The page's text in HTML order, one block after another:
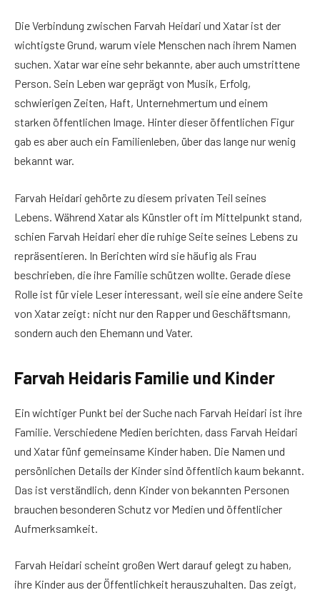
Die Verbindung zwischen Farvah Heidari und Xatar ist der
wichtigste Grund, warum viele Menschen nach ihrem Namen
suchen. Xatar war eine sehr bekannte, aber auch umstrittene
Person. Sein Leben war geprägt von Musik, Erfolg,
schwierigen Zeiten, Haft, Unternehmertum und einem
starken öffentlichen Image. Hinter dieser öffentlichen Figur
gab es aber auch ein Familienleben, über das lange nur wenig
bekannt war.
Farvah Heidari gehörte zu diesem privaten Teil seines
Lebens. Während Xatar als Künstler oft im Mittelpunkt stand,
schien Farvah Heidari eher die ruhige Seite seines Lebens zu
repräsentieren. In Berichten wird sie häufig als Frau
beschrieben, die ihre Familie schützen wollte. Gerade diese
Rolle ist für viele Leser interessant, weil sie eine andere Seite
von Xatar zeigt: nicht nur den Rapper und Geschäftsmann,
sondern auch den Ehemann und Vater.
Farvah Heidaris Familie und Kinder
Ein wichtiger Punkt bei der Suche nach Farvah Heidari ist ihre
Familie. Verschiedene Medien berichten, dass Farvah Heidari
und Xatar fünf gemeinsame Kinder haben. Die Namen und
persönlichen Details der Kinder sind öffentlich kaum bekannt.
Das ist verständlich, denn Kinder von bekannten Personen
brauchen besonderen Schutz vor Medien und öffentlicher
Aufmerksamkeit.
Farvah Heidari scheint großen Wert darauf gelegt zu haben,
ihre Kinder aus der Öffentlichkeit herauszuhalten. Das zeigt,